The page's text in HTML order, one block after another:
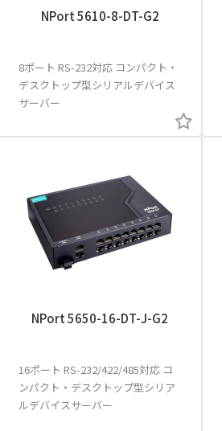
NPort 5610-8-DT-G2
8ポート RS-232対応 コンパクト・
デスクトップ型シリアルデバイス
サーバー
NPort 5650-16-DT-J-G2
16ポート RS-232/422/485対応 コ
ンパクト・デスクトップ型シリア
ルデバイスサーバー